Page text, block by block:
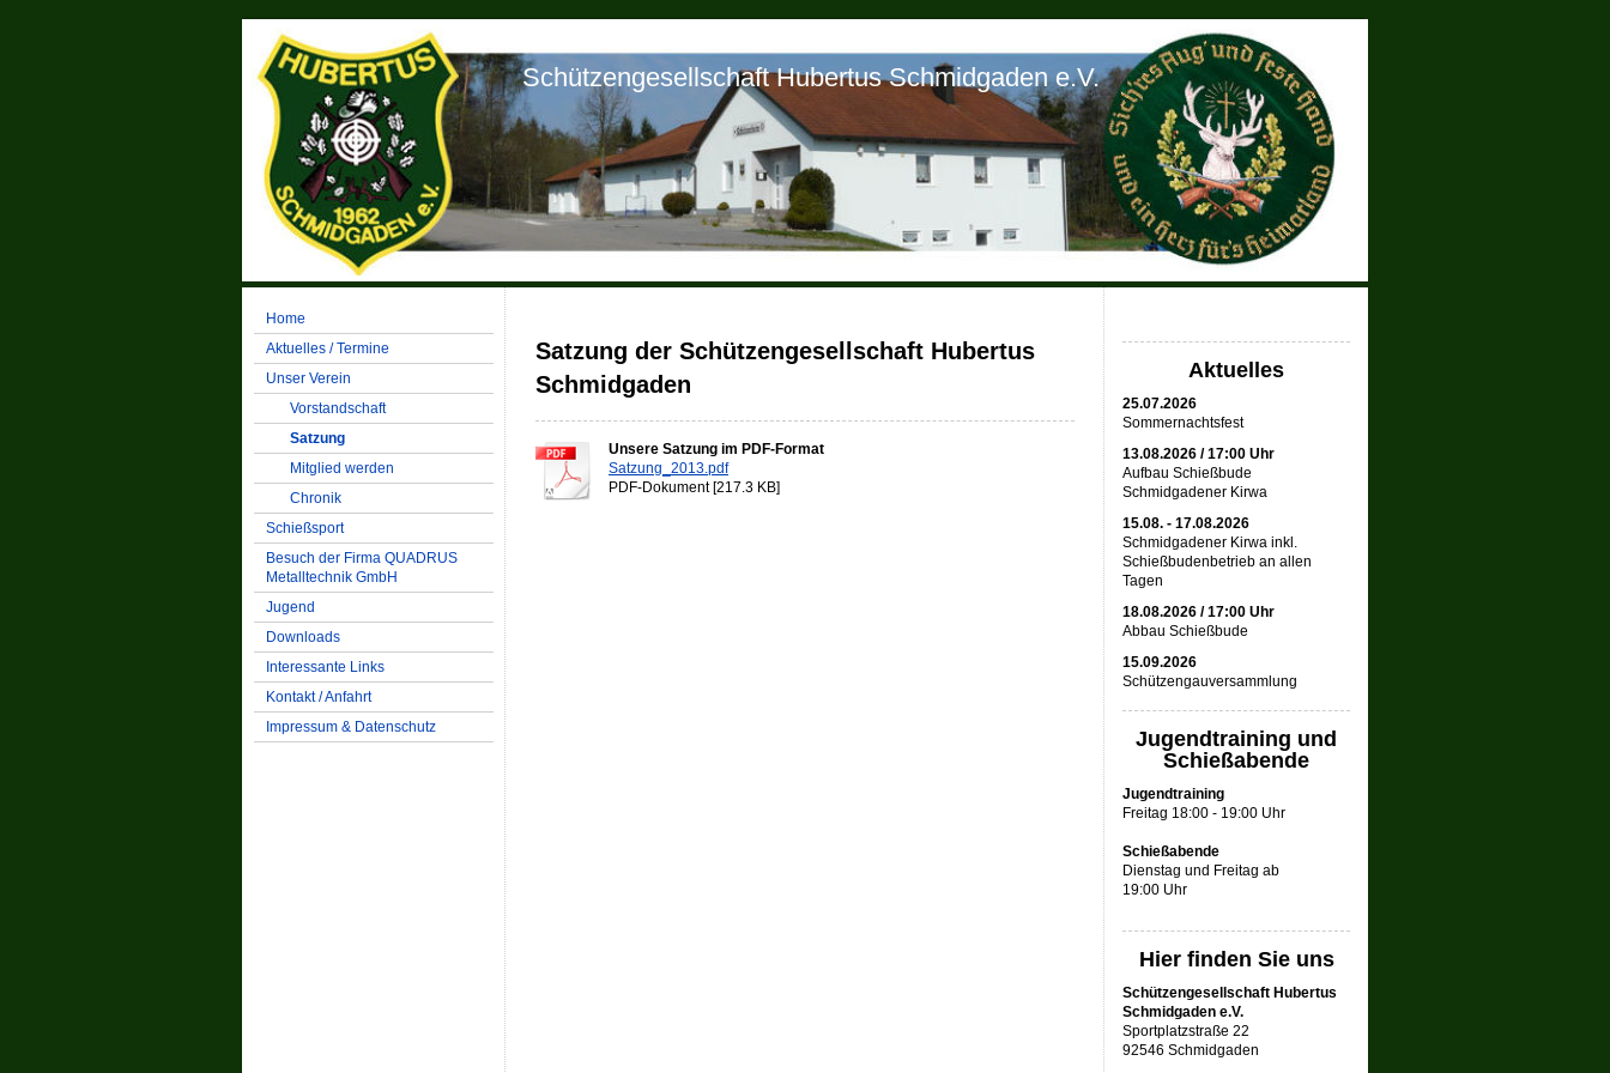
Schützengesellschaft Hubertus Schmidgaden e.V.
Home
Aktuelles / Termine
Unser Verein
Vorstandschaft
Satzung
Mitglied werden
Chronik
Schießsport
Besuch der Firma QUADRUS
Metalltechnik GmbH
Jugend
Downloads
Interessante Links
Kontakt / Anfahrt
Impressum & Datenschutz
Satzung der Schützengesellschaft Hubertus
Schmidgaden
Unsere Satzung im PDF-Format
Satzung_2013.pdf
PDF-Dokument [217.3 KB]
Aktuelles
25.07.2026
Sommernachtsfest
13.08.2026 / 17:00 Uhr
Aufbau Schießbude
Schmidgadener Kirwa
15.08. - 17.08.2026
Schmidgadener Kirwa inkl.
Schießbudenbetrieb an allen
Tagen
18.08.2026 / 17:00 Uhr
Abbau Schießbude
15.09.2026
Schützengauversammlung
Jugendtraining und
Schießabende
Jugendtraining
Freitag 18:00 - 19:00 Uhr
Schießabende
Dienstag und Freitag ab
19:00 Uhr
Hier finden Sie uns
Schützengesellschaft Hubertus
Schmidgaden e.V.
Sportplatzstraße 22
92546 Schmidgaden